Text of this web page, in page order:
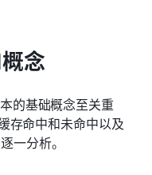
念
的基础概念至关重
存命中和未命中以及
一分析。